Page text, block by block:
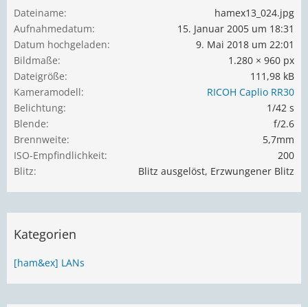
Dateiname
hamex13_024.jpg
Aufnahmedatum
15. Januar 2005 um 18:31
Datum hochgeladen
9. Mai 2018 um 22:01
Bildmaße
1.280 × 960 px
Dateigröße
111,98 kB
Kameramodell
RICOH Caplio RR30
Belichtung
1/42 s
Blende
f/2.6
Brennweite
5,7mm
ISO-Empfindlichkeit
200
Blitz
Blitz ausgelöst, Erzwungener Blitz
Kategorien
[ham&ex] LANs